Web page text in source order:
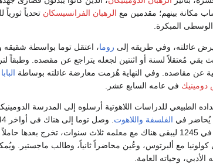
مكانة بينهم؛ مقدمين مع الرهبان الفرانسيسكان تحدياً ثورياً
المبكرة.
يرض عائلته، وفي طريقه إلى روما، اعتقل توما بواسطة شقيقه
مُعتقلاً لسنة أو اثنتين لجعله يتراجع عن مقصده. وطبقاً
عن مقاصده. وفي النهاية هُزمت معارضة عائلته بوساطة البابا
دومينيك في عامه السابع عشر.
الطبيعي للدراسات اللاهوتية أرسلوه إلى المدرسة
يُحاضر في الفلسفة واللاهوت
في 1245 ليبقى هناك مع معلمه ثلاث سنوات، تخرج بعدها
في 1248 عاد إلى كولونيا مع ألبرتوس، وعُين محاضراً ثانياً، وطالب
وحياته العامة.